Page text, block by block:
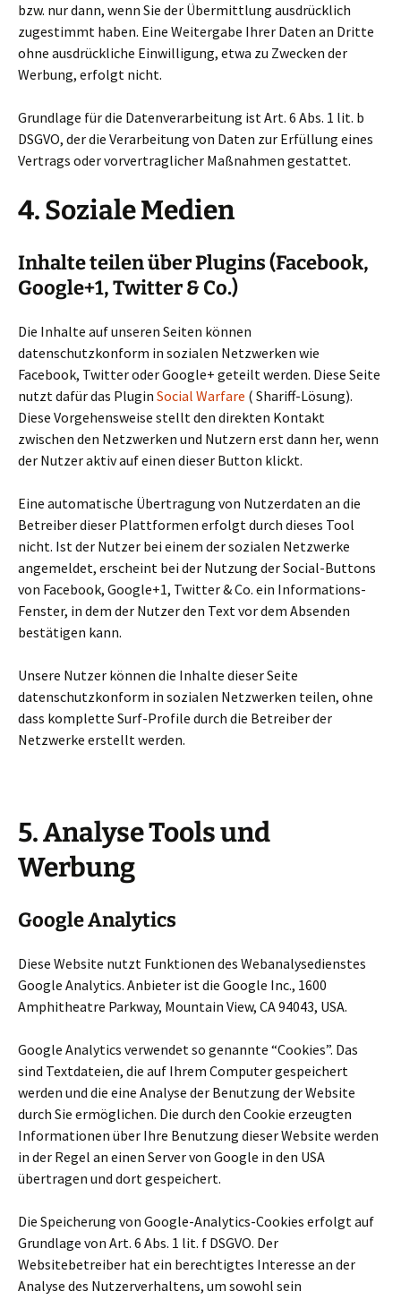
bzw. nur dann, wenn Sie der Übermittlung ausdrücklich
zugestimmt haben. Eine Weitergabe Ihrer Daten an Dritte
ohne ausdrückliche Einwilligung, etwa zu Zwecken der
Werbung, erfolgt nicht.
Grundlage für die Datenverarbeitung ist Art. 6 Abs. 1 lit. b
DSGVO, der die Verarbeitung von Daten zur Erfüllung eines
Vertrags oder vorvertraglicher Maßnahmen gestattet.
4. Soziale Medien
Inhalte teilen über Plugins (Facebook,
Google+1, Twitter & Co.)
Die Inhalte auf unseren Seiten können
datenschutzkonform in sozialen Netzwerken wie
Facebook, Twitter oder Google+ geteilt werden. Diese Seite
nutzt dafür das Plugin Social Warfare ( Shariff-Lösung).
Diese Vorgehensweise stellt den direkten Kontakt
zwischen den Netzwerken und Nutzern erst dann her, wenn
der Nutzer aktiv auf einen dieser Button klickt.
Eine automatische Übertragung von Nutzerdaten an die
Betreiber dieser Plattformen erfolgt durch dieses Tool
nicht. Ist der Nutzer bei einem der sozialen Netzwerke
angemeldet, erscheint bei der Nutzung der Social-Buttons
von Facebook, Google+1, Twitter & Co. ein Informations-
Fenster, in dem der Nutzer den Text vor dem Absenden
bestätigen kann.
Unsere Nutzer können die Inhalte dieser Seite
datenschutzkonform in sozialen Netzwerken teilen, ohne
dass komplette Surf-Profile durch die Betreiber der
Netzwerke erstellt werden.
5. Analyse Tools und
Werbung
Google Analytics
Diese Website nutzt Funktionen des Webanalysedienstes
Google Analytics. Anbieter ist die Google Inc., 1600
Amphitheatre Parkway, Mountain View, CA 94043, USA.
Google Analytics verwendet so genannte “Cookies”. Das
sind Textdateien, die auf Ihrem Computer gespeichert
werden und die eine Analyse der Benutzung der Website
durch Sie ermöglichen. Die durch den Cookie erzeugten
Informationen über Ihre Benutzung dieser Website werden
in der Regel an einen Server von Google in den USA
übertragen und dort gespeichert.
Die Speicherung von Google-Analytics-Cookies erfolgt auf
Grundlage von Art. 6 Abs. 1 lit. f DSGVO. Der
Websitebetreiber hat ein berechtigtes Interesse an der
Analyse des Nutzerverhaltens, um sowohl sein